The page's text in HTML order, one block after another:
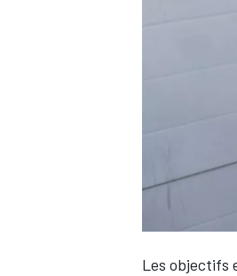
Les objectifs